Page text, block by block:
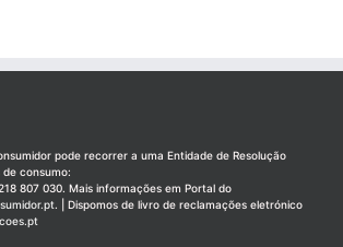
pode recorrer a uma Entidade de Resolução
consumo:
807 030. Mais informações em Portal do
. | Dispomos de livro de reclamações eletrónico